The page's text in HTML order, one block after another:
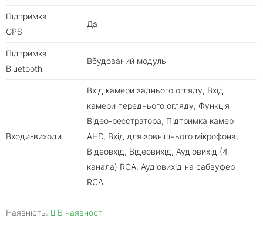
Підтримка
GPS
Да
Підтримка
Bluetooth
Вбудований модуль
Входи-виходи
Вхід камери заднього огляду, Вхід
камери переднього огляду, Функція
Відео-реєстратора, Підтримка камер
AHD, Вхід для зовнішнього мікрофона,
Відеовхід, Відеовихід, Аудіовихід (4
канала) RCA, Аудіовихід на сабвуфер
RCA
Наявність: В наявності